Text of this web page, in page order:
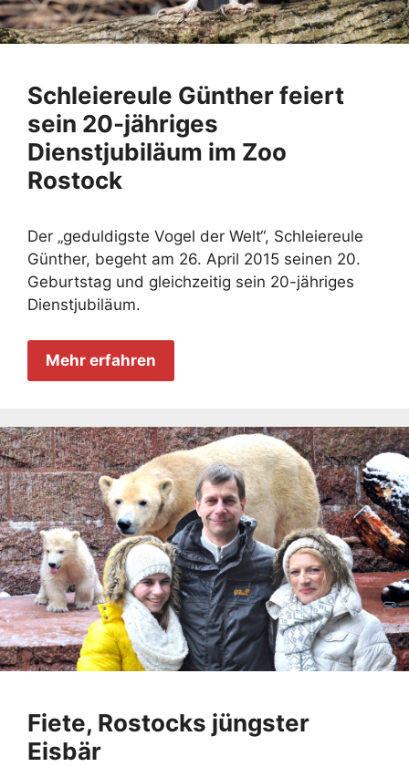
Schleiereule Günther feiert
sein 20-jähriges
Dienstjubiläum im Zoo
Rostock
Der „geduldigste Vogel der Welt“, Schleiereule
Günther, begeht am 26. April 2015 seinen 20.
Geburtstag und gleichzeitig sein 20-jähriges
Dienstjubiläum.
Mehr erfahren
Fiete, Rostocks jüngster
Eisbär